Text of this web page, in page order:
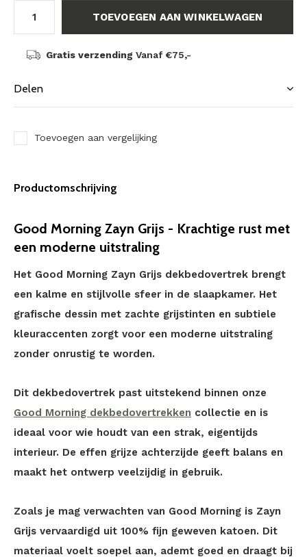
TOEVOEGEN AAN WINKELWAGEN
Gratis verzending Vanaf €75,-
Delen
Toevoegen aan vergelijking
Productomschrijving
Good Morning Zayn Grijs - Krachtige rust met
een moderne uitstraling
Het Good Morning Zayn Grijs dekbedovertrek brengt
een kalme en stijlvolle sfeer in de slaapkamer. Het
grafische dessin met zachte grijstinten en subtiele
kleuraccenten zorgt voor een moderne uitstraling
zonder onrustig te worden.
Dit dekbedovertrek past uitstekend binnen onze
Good Morning dekbedovertrekken collectie en is
ideaal voor wie houdt van een strak, eigentijds
interieur. De effen grijze achterzijde geeft balans en
maakt het ontwerp veelzijdig in gebruik.
Zoals je mag verwachten van Good Morning is Zayn
Grijs vervaardigd uit 100% fijn geweven katoen. Dit
materiaal voelt soepel aan, ademt goed en draagt bij